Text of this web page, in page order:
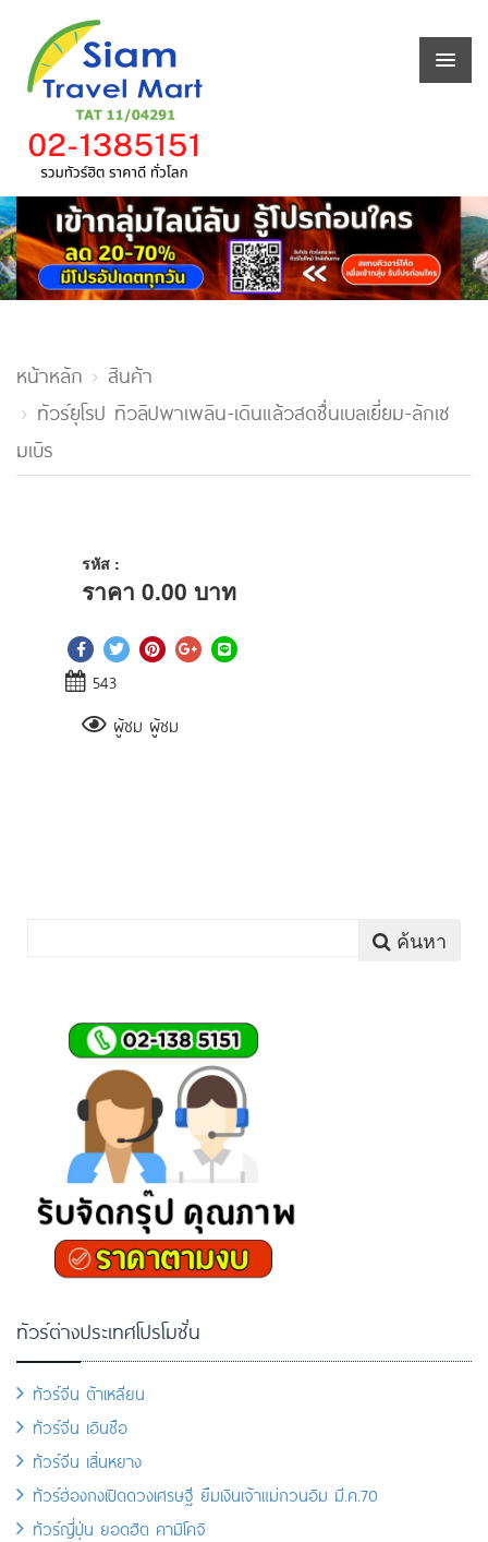
หน้าหลัก
สินค้า
ทัวร์ยุโรป ทิวลิปพาเพลิน-เดินแล้วสดชื่นเบลเยี่ยม-ลักเซ
มเบิร
รหัส :
ราคา 0.00 บาท
543
ผู้ชม ผู้ชม
ค้นหา
ทัวร์ต่างประเทศโปรโมชั่น
ทัวร์จีน ต้าเหลียน
ทัวร์จีน เอินซือ
ทัวร์จีน เสิ่นหยาง
ทัวร์ฮ่องกงเปิดดวงเศรษฐี ยืมเงินเจ้าแม่กวนอิม มี.ค.70
ทัวร์ญี่ปุ่น ยอดฮิต คามิโคจิ